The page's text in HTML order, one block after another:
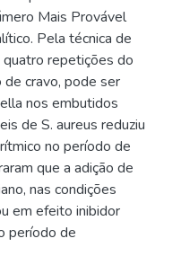
Mais Provável
Pela técnica de
quatro repetições do
cravo, pode ser
nos embutidos
de S. aureus reduziu
no período de
que a adição de
nas condições
em efeito inibidor
período de